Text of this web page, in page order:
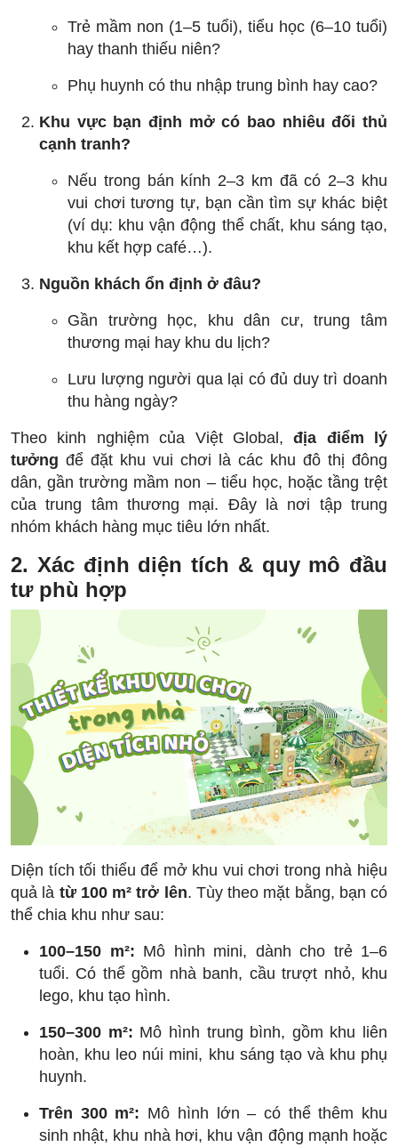
Trẻ mầm non (1–5 tuổi), tiểu học (6–10 tuổi)
hay thanh thiếu niên?
Phụ huynh có thu nhập trung bình hay cao?
Khu vực bạn định mở có bao nhiêu đối thủ
cạnh tranh?
Nếu trong bán kính 2–3 km đã có 2–3 khu
vui chơi tương tự, bạn cần tìm sự khác biệt
(ví dụ: khu vận động thể chất, khu sáng tạo,
khu kết hợp café…).
Nguồn khách ổn định ở đâu?
Gần trường học, khu dân cư, trung tâm
thương mại hay khu du lịch?
Lưu lượng người qua lại có đủ duy trì doanh
thu hàng ngày?
Theo kinh nghiệm của Việt Global,địa điểm lý
tưởng để đặt khu vui chơi là các khu đô thị đông
dân, gần trường mầm non – tiểu học, hoặc tầng trệt
của trung tâm thương mại. Đây là nơi tập trung
nhóm khách hàng mục tiêu lớn nhất.
2. Xác định diện tích & quy mô đầu
tư phù hợp
Diện tích tối thiểu để mở khu vui chơi trong nhà hiệu
quả là từ 100 m² trở lên. Tùy theo mặt bằng, bạn có
thể chia khu như sau:
100–150 m²: Mô hình mini, dành cho trẻ 1–6
tuổi. Có thể gồm nhà banh, cầu trượt nhỏ, khu
lego, khu tạo hình.
150–300 m²: Mô hình trung bình, gồm khu liên
hoàn, khu leo núi mini, khu sáng tạo và khu phụ
huynh.
Trên 300 m²: Mô hình lớn – có thể thêm khu
sinh nhật, khu nhà hơi, khu vận động mạnh hoặc